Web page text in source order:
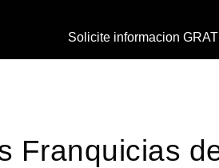
Solicite informacion
Franquicias